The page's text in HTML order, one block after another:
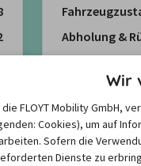
Abholung &
Wir
die FLOYT Mobility GmbH,
Cookies), um auf
Sofern die
Dienste zu